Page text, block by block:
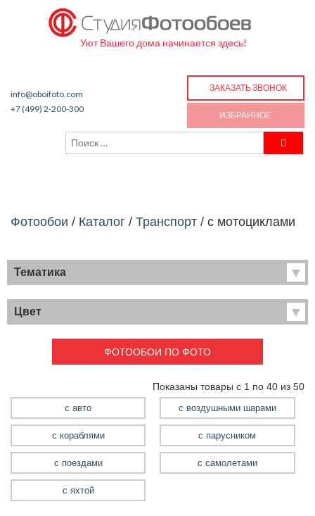
Уют Вашего дома начинается здесь!
info@oboifoto.com
+7 (499) 2-200-300
ЗАКАЗАТЬ ЗВОНОК
ИЗБРАННОЕ
Фотообои / Каталог / Транспорт / с мотоциклами
Тематика
Хиты продаж
Фрески
Детские
Карты
Перспектива
Города
Живопись
Природа
Моря и пляжи
Цветы и растения
Животный мир
Спорт
Небо и космос
Еда и напитки
Архитектура
Транспорт
с кораблями
Цвет
ФОТООБОИ ПО ФОТО
Показаны товары с 1 по 40 из 50
с авто с воздушными шарами
с кораблями с парусником
с поездами с самолетами
с яхтой